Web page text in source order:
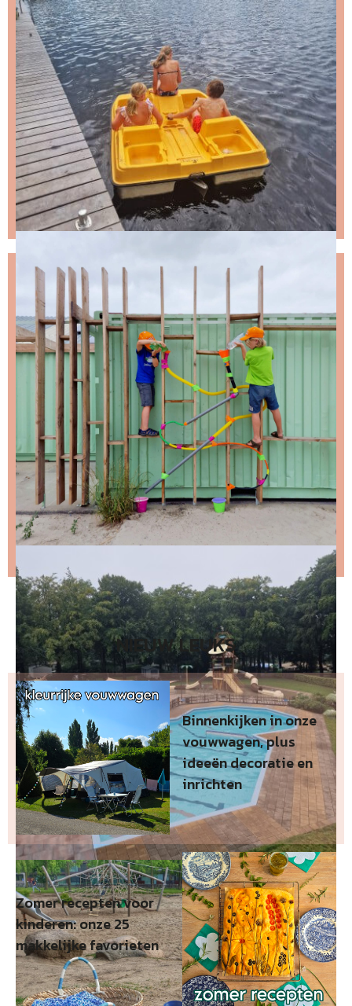
NIKS LEUKS MISSEN?
Schrijf je in voor de nieuwsbrief, dan stuur ik je
ongeveer twee keer per maand een leuke mail.
Stap 1 – vul je emailadres in en klik op de knop:
Stap 2 – open de email en bevestig je inschrijving
(niks ontvangen, bekijk dan je spam folder).
Wil je niet wachten op de volgende nieuwsbrief?
Lees
dan hier de nieuwste nieuwsbrief
NIEUW LEUKS
Binnenkijken in onze
vouwwagen, plus
ideeën decoratie en
inrichten
Zomer recepten voor
kinderen: onze 25
makkelijke favorieten